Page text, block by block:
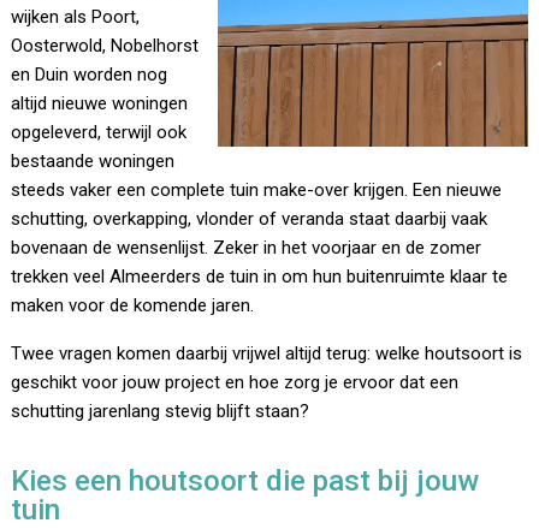
wijken als Poort,
Oosterwold, Nobelhorst
en Duin worden nog
altijd nieuwe woningen
opgeleverd, terwijl ook
bestaande woningen
steeds vaker een complete tuin make-over krijgen. Een nieuwe
schutting, overkapping, vlonder of veranda staat daarbij vaak
bovenaan de wensenlijst. Zeker in het voorjaar en de zomer
trekken veel Almeerders de tuin in om hun buitenruimte klaar te
maken voor de komende jaren.
Twee vragen komen daarbij vrijwel altijd terug: welke houtsoort is
geschikt voor jouw project en hoe zorg je ervoor dat een
schutting jarenlang stevig blijft staan?
Kies een houtsoort die past bij jouw
tuin